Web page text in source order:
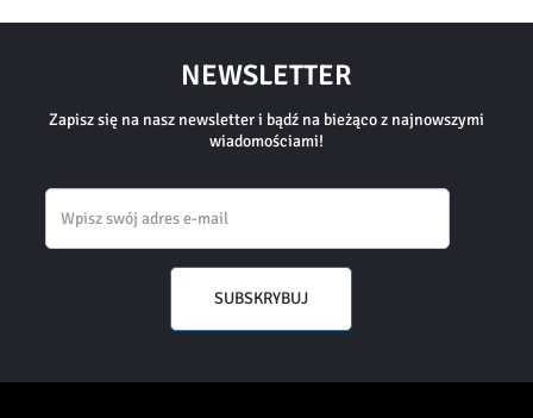
NEWSLETTER
Zapisz się na nasz newsletter i bądź na bieżąco z najnowszymi
wiadomościami!
SUBSKRYBUJ